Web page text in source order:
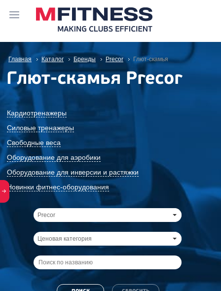
Главная Каталог Бренды Precor Глют-скамья
Глют-скамья Precor
Кардиотренажеры
Силовые тренажеры
Свободные веса
Оборудование для аэробики
Оборудование для инверсии и растяжки
Новинки фитнес-оборудования
Precor
Ценовая категория